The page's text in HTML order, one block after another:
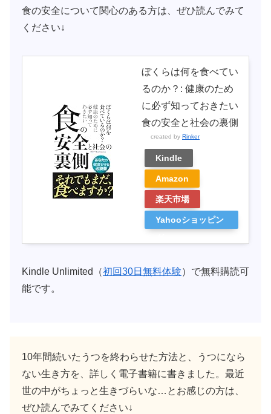
食の安全について関心のある方は、ぜひ読んでみて
ください↓
ぼくらは何を食べてい
るのか？: 健康のため
に必ず知っておきたい
食の安全と社会の裏側
created by Rinker
Kindle
Amazon
楽天市場
Yahooショッピン
Kindle Unlimited（初回30日無料体験）で無料購読可
能です。
10年間続いたうつを終わらせた方法と、うつになら
ない生き方を、詳しく電子書籍に書きました。最近
世の中がちょっと生きづらいな…とお感じの方は、
ぜひ読んでみてください↓